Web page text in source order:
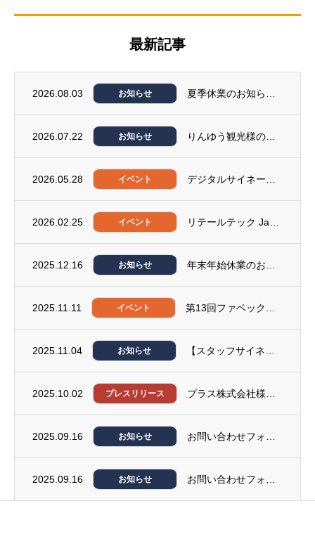
最新記事
2026.08.03 お知らせ
2026.07.22 お知らせ
2026.05.28 イベント
2026.02.25 イベント
2025.12.16 お知らせ
2025.11.11 イベント
2025.11.04 お知らせ
2025.10.02 プレスリリース
2025.09.16 お知らせ
2025.09.16 お知らせ